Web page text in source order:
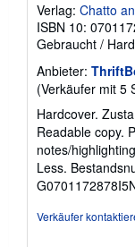
Verlag: Chatto
ISBN 10:
Gebraucht /
Anbieter:
(Verkäufer mit 5
Hardcover.
Readable copy.
notes/
Less.
Verkäufer